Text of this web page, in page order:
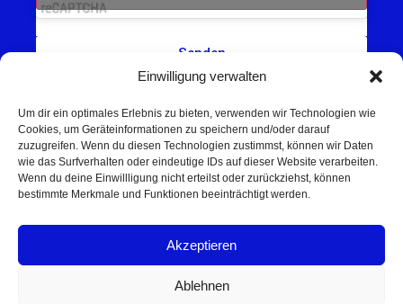
Einwilligung verwalten
Um dir ein optimales Erlebnis zu bieten, verwenden wir Technologien wie
Cookies, um Geräteinformationen zu speichern und/oder darauf
zuzugreifen. Wenn du diesen Technologien zustimmst, können wir Daten
wie das Surfverhalten oder eindeutige IDs auf dieser Website verarbeiten.
Wenn du deine Einwillligung nicht erteilst oder zurückziehst, können
bestimmte Merkmale und Funktionen beeinträchtigt werden.
Akzeptieren
Ablehnen
Schweinfurt NEWS – Aktuelle Nachrichten,
Umgebung.
Senden